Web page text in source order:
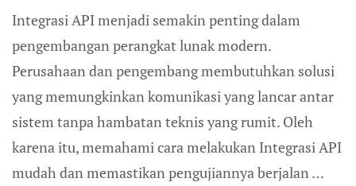
Integrasi API menjadi semakin penting dalam
pengembangan perangkat lunak modern.
Perusahaan dan pengembang membutuhkan solusi
yang memungkinkan komunikasi yang lancar antar
sistem tanpa hambatan teknis yang rumit. Oleh
karena itu, memahami cara melakukan Integrasi API
mudah dan memastikan pengujiannya berjalan …